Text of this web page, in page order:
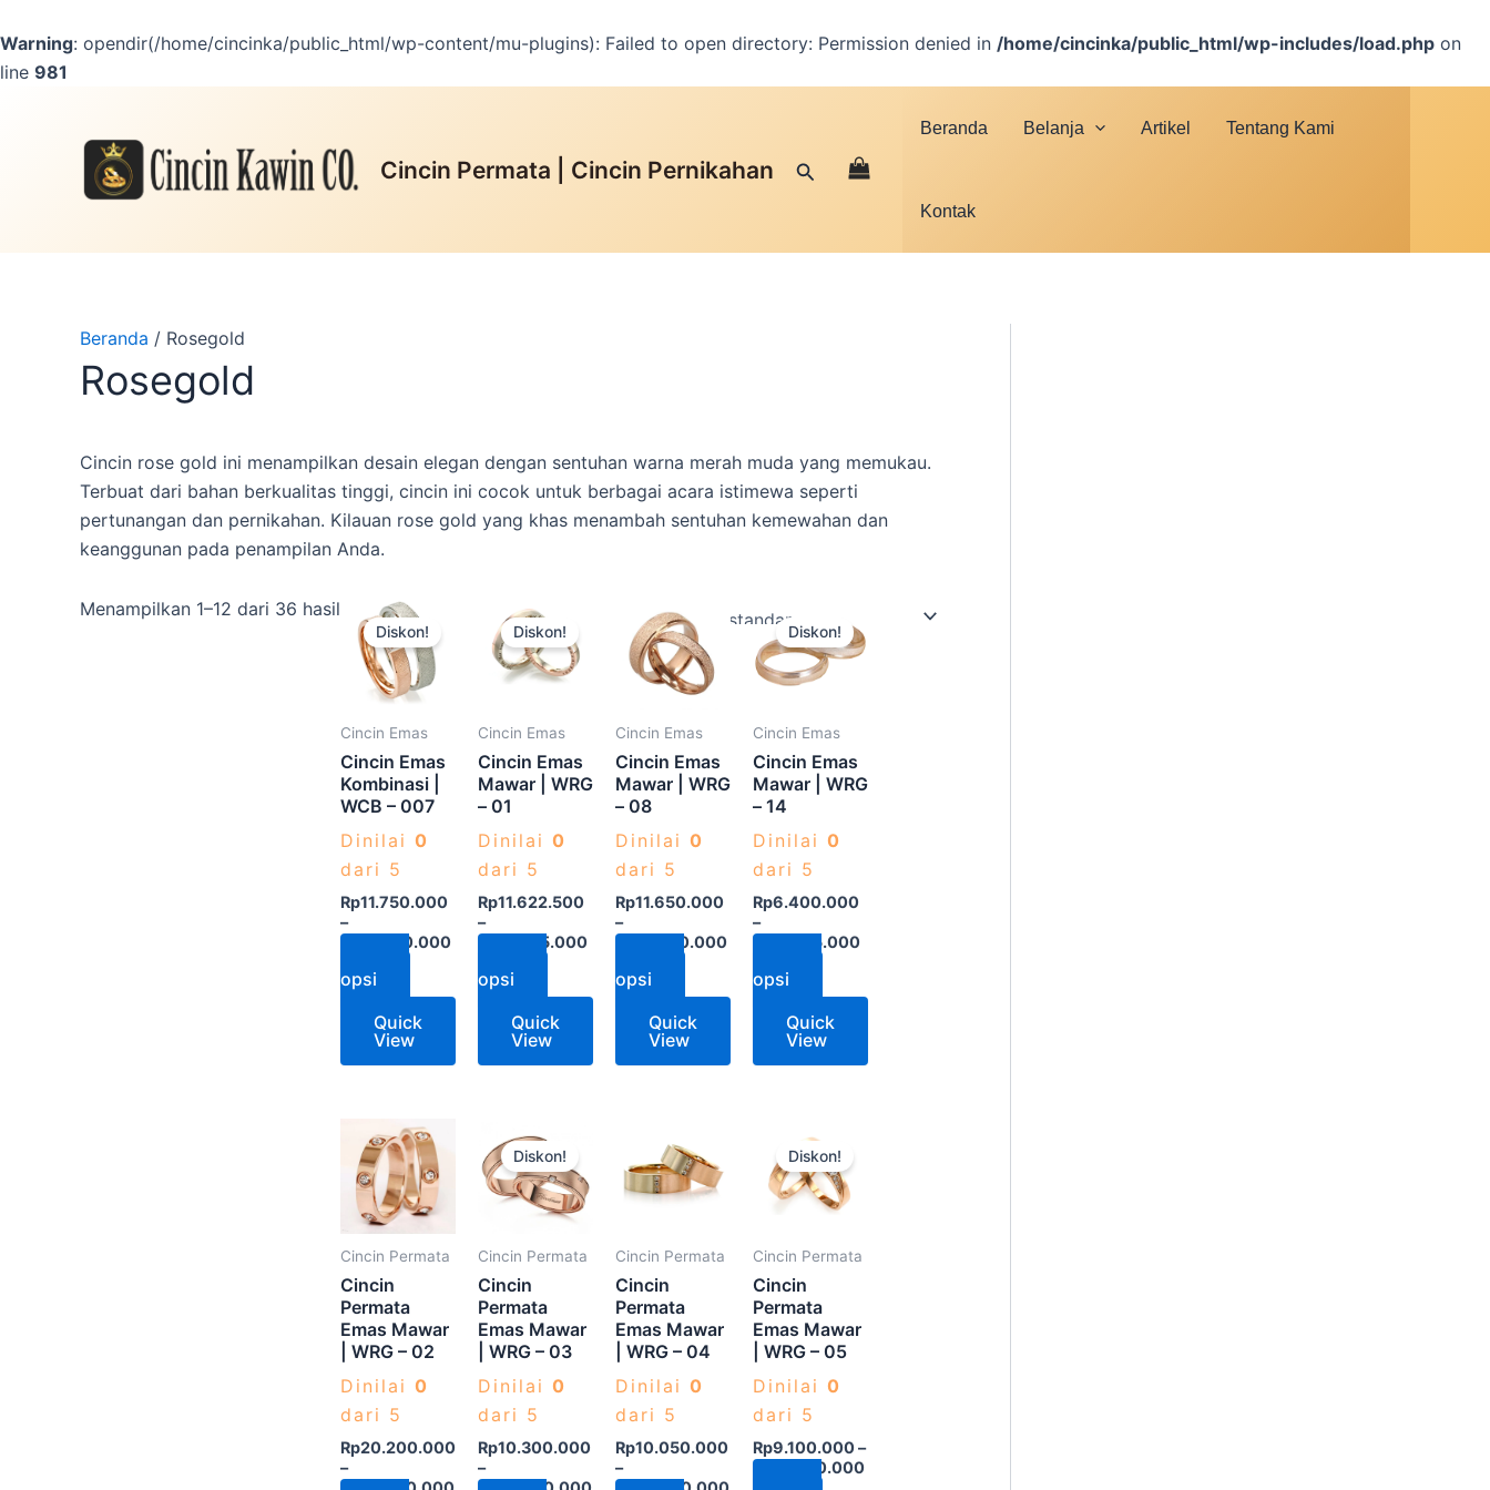
Warning: opendir(/home/cincinka/public_html/wp-content/mu-plugins): Failed to open directory: Permission denied in /home/cincinka/public_html/wp-includes/load.php on
line 981
ke
konten
Cincin Permata | Cincin Pernikahan Cari
Beranda Belanja Artikel Tentang Kami
Kontak
Beranda / Rosegold
Rosegold
Cincin rose gold ini menampilkan desain elegan dengan sentuhan warna merah muda yang memukau.
Terbuat dari bahan berkualitas tinggi, cincin ini cocok untuk berbagai acara istimewa seperti
pertunangan dan pernikahan. Kilauan rose gold yang khas menambah sentuhan kemewahan dan
keanggunan pada penampilan Anda.
Menampilkan 1–12 dari 36 hasil
Diskon!
Cincin Emas
Cincin Emas
Kombinasi |
WCB – 007
Dinilai 0
dari 5
Rp11.750.000
–
Rp
12.250.000
opsi
Produk
ini
memiliki
beberapa
ini
dapat
diambil
halaman
Quick
View
Diskon!
Cincin Emas
Cincin Emas
Mawar | WRG
– 01
Dinilai 0
dari 5
Rp11.622.500
–
Rp
12.275.000
opsi
ini
memiliki
ini
diambil
halaman
Quick
View
Cincin Emas
Cincin Emas
Mawar | WRG
– 08
Dinilai 0
dari 5
Rp11.650.000
–
Rp
12.300.000
opsi
ini
memiliki
beberapa
ini
diambil
halaman
Quick
View
Diskon!
Cincin Emas
Cincin Emas
Mawar | WRG
– 14
Dinilai 0
dari 5
Rp6.400.000
–
Rp
12.145.000
opsi
ini
memiliki
ini
diambil
halaman
Quick
View
Cincin Permata
Cincin
Permata
Emas Mawar
| WRG – 02
Dinilai 0
dari 5
Rp20.200.000
–
Produk
ini
memiliki
beberapa
varian.
ini
dapat
diambil
di
halaman
produk
Diskon!
Cincin Permata
Cincin
Permata
Emas Mawar
| WRG – 03
Dinilai 0
dari 5
Rp10.300.000
–
ini
memiliki
beberapa
varian.
ini
dapat
diambil
di
halaman
produk
Cincin Permata
Cincin
Permata
Emas Mawar
| WRG – 04
Dinilai 0
dari 5
Rp10.050.000
–
ini
memiliki
varian.
ini
dapat
diambil
di
halaman
produk
Diskon!
Cincin Permata
Cincin
Permata
Emas Mawar
| WRG – 05
Dinilai 0
dari 5
Rp9.100.000–
Rp
14.750.000
ini
memiliki
beberapa
varian.
ini
dapat
diambil
di
produk
Facebook
Instagram
YouTube
WhatsApp
Google
TikTok